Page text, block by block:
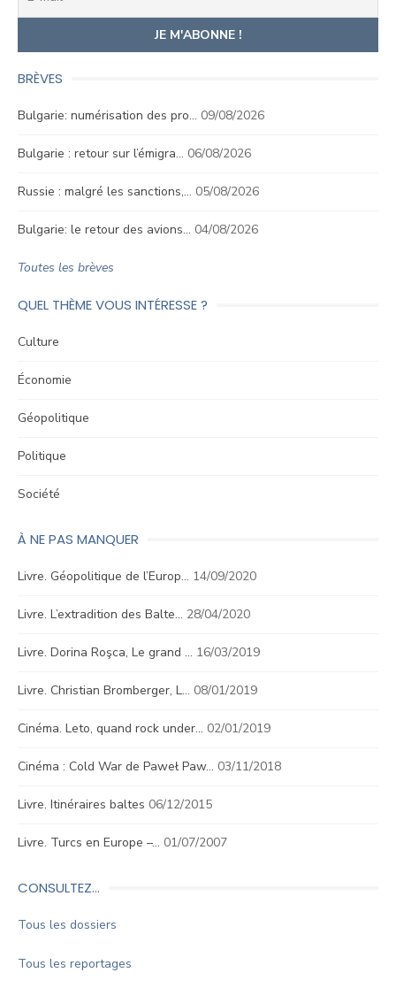
BRÈVES
Bulgarie: numérisation des pro… 09/08/2026
Bulgarie : retour sur l’émigra… 06/08/2026
Russie : malgré les sanctions,… 05/08/2026
Bulgarie: le retour des avions… 04/08/2026
Toutes les brèves
QUEL THÈME VOUS INTÉRESSE ?
Culture
Économie
Géopolitique
Politique
Société
À NE PAS MANQUER
Livre. Géopolitique de l’Europ… 14/09/2020
Livre. L’extradition des Balte… 28/04/2020
Livre. Dorina Roşca, Le grand … 16/03/2019
Livre. Christian Bromberger, L… 08/01/2019
Cinéma. Leto, quand rock under… 02/01/2019
Cinéma : Cold War de Paweł Paw… 03/11/2018
Livre. Itinéraires baltes 06/12/2015
Livre. Turcs en Europe –… 01/07/2007
CONSULTEZ…
Tous les dossiers
Tous les reportages